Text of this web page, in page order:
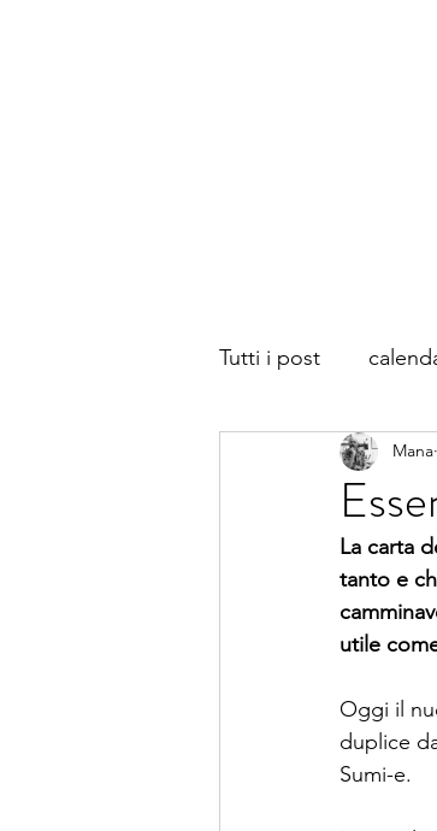
Tutti i post
trompe dal web
Mana
La carta
tanto e
utile
Oggi il
duplice
Sumi-e.